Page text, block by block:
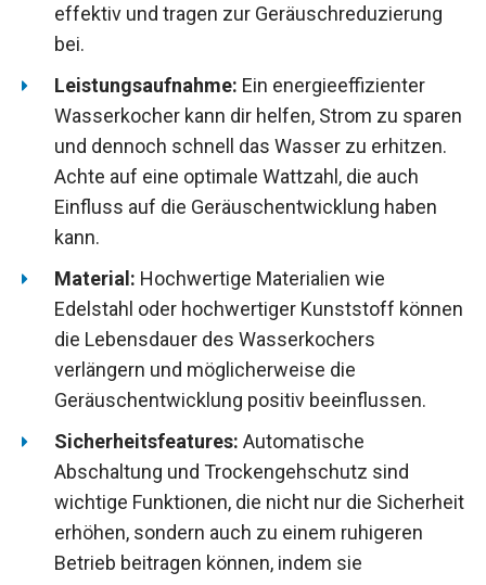
effektiv und tragen zur Geräuschreduzierung
bei.
Leistungsaufnahme: Ein energieeffizienter
Wasserkocher kann dir helfen, Strom zu sparen
und dennoch schnell das Wasser zu erhitzen.
Achte auf eine optimale Wattzahl, die auch
Einfluss auf die Geräuschentwicklung haben
kann.
Material: Hochwertige Materialien wie
Edelstahl oder hochwertiger Kunststoff können
die Lebensdauer des Wasserkochers
verlängern und möglicherweise die
Geräuschentwicklung positiv beeinflussen.
Sicherheitsfeatures: Automatische
Abschaltung und Trockengehschutz sind
wichtige Funktionen, die nicht nur die Sicherheit
erhöhen, sondern auch zu einem ruhigeren
Betrieb beitragen können, indem sie